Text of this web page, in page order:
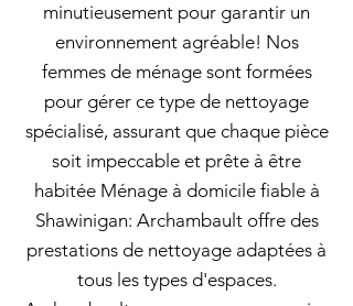
minutieusement pour garantir un
environnement agréable! Nos
femmes de ménage sont formées
pour gérer ce type de nettoyage
spécialisé, assurant que chaque pièce
soit impeccable et prête à être
habitée Ménage à domicile fiable à
Shawinigan: Archambault offre des
prestations de nettoyage adaptées à
tous les types d'espaces.